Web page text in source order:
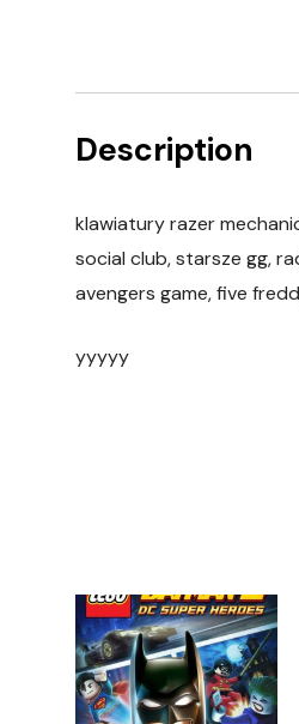
Description
klawiatury razer
social club, starsze gg,
avengers game, five
yyyyy